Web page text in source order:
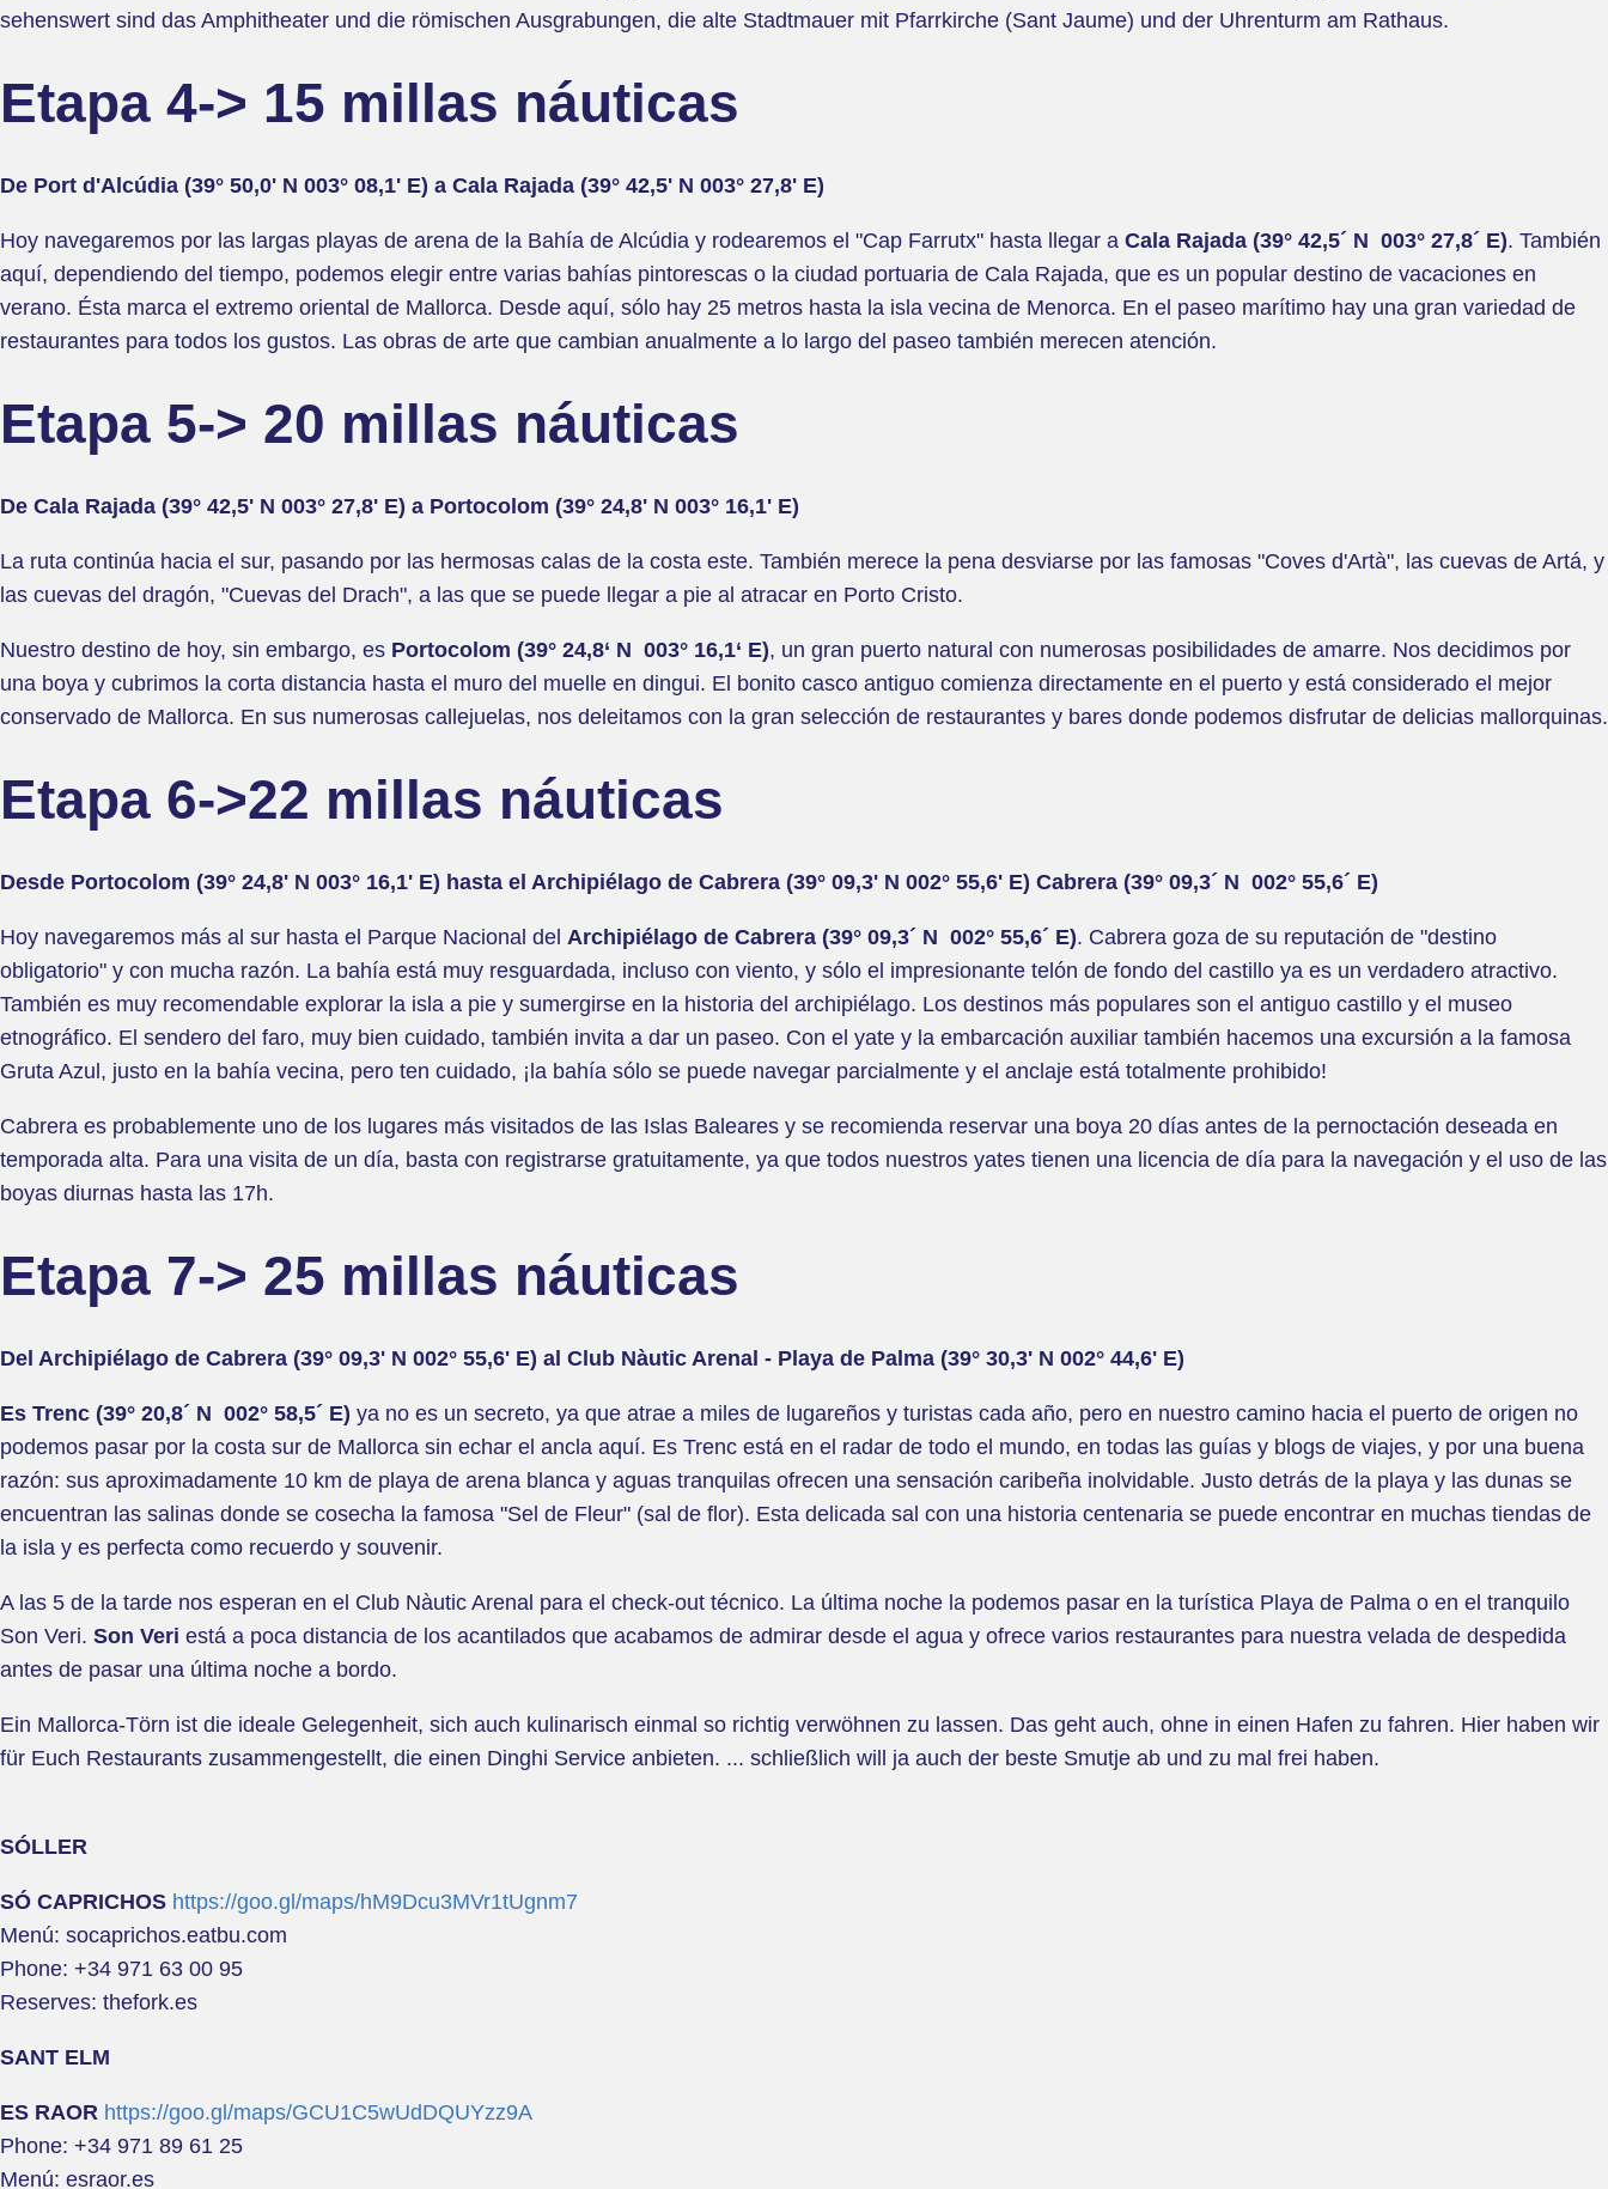
sehenswert sind das Amphitheater und die römischen Ausgrabungen, die alte Stadtmauer mit Pfarrkirche (Sant Jaume) und der Uhrenturm am Rathaus.
Etapa 4-> 15 millas náuticas
De Port d'Alcúdia (39° 50,0' N 003° 08,1' E) a Cala Rajada (39° 42,5' N 003° 27,8' E)
Hoy navegaremos por las largas playas de arena de la Bahía de Alcúdia y rodearemos el "Cap Farrutx" hasta llegar a Cala Rajada (39° 42,5´ N 003° 27,8´ E). También
aquí, dependiendo del tiempo, podemos elegir entre varias bahías pintorescas o la ciudad portuaria de Cala Rajada, que es un popular destino de vacaciones en
verano. Ésta marca el extremo oriental de Mallorca. Desde aquí, sólo hay 25 metros hasta la isla vecina de Menorca. En el paseo marítimo hay una gran variedad de
restaurantes para todos los gustos. Las obras de arte que cambian anualmente a lo largo del paseo también merecen atención.
Etapa 5-> 20 millas náuticas
De Cala Rajada (39° 42,5' N 003° 27,8' E) a Portocolom (39° 24,8' N 003° 16,1' E)
La ruta continúa hacia el sur, pasando por las hermosas calas de la costa este. También merece la pena desviarse por las famosas "Coves d'Artà", las cuevas de Artá, y
las cuevas del dragón, "Cuevas del Drach", a las que se puede llegar a pie al atracar en Porto Cristo.
Nuestro destino de hoy, sin embargo, es Portocolom (39° 24,8‘ N 003° 16,1‘ E), un gran puerto natural con numerosas posibilidades de amarre. Nos decidimos por
una boya y cubrimos la corta distancia hasta el muro del muelle en dingui. El bonito casco antiguo comienza directamente en el puerto y está considerado el mejor
conservado de Mallorca. En sus numerosas callejuelas, nos deleitamos con la gran selección de restaurantes y bares donde podemos disfrutar de delicias mallorquinas.
Etapa 6->22 millas náuticas
Desde Portocolom (39° 24,8' N 003° 16,1' E) hasta el Archipiélago de Cabrera (39° 09,3' N 002° 55,6' E) Cabrera (39° 09,3´ N 002° 55,6´ E)
Hoy navegaremos más al sur hasta el Parque Nacional del Archipiélago de Cabrera (39° 09,3´ N 002° 55,6´ E). Cabrera goza de su reputación de "destino
obligatorio" y con mucha razón. La bahía está muy resguardada, incluso con viento, y sólo el impresionante telón de fondo del castillo ya es un verdadero atractivo.
También es muy recomendable explorar la isla a pie y sumergirse en la historia del archipiélago. Los destinos más populares son el antiguo castillo y el museo
etnográfico. El sendero del faro, muy bien cuidado, también invita a dar un paseo. Con el yate y la embarcación auxiliar también hacemos una excursión a la famosa
Gruta Azul, justo en la bahía vecina, pero ten cuidado, ¡la bahía sólo se puede navegar parcialmente y el anclaje está totalmente prohibido!
Cabrera es probablemente uno de los lugares más visitados de las Islas Baleares y se recomienda reservar una boya 20 días antes de la pernoctación deseada en
temporada alta. Para una visita de un día, basta con registrarse gratuitamente, ya que todos nuestros yates tienen una licencia de día para la navegación y el uso de las
boyas diurnas hasta las 17h.
Etapa 7-> 25 millas náuticas
Del Archipiélago de Cabrera (39° 09,3' N 002° 55,6' E) al Club Nàutic Arenal - Playa de Palma (39° 30,3' N 002° 44,6' E)
Es Trenc (39° 20,8´ N 002° 58,5´ E) ya no es un secreto, ya que atrae a miles de lugareños y turistas cada año, pero en nuestro camino hacia el puerto de origen no
podemos pasar por la costa sur de Mallorca sin echar el ancla aquí. Es Trenc está en el radar de todo el mundo, en todas las guías y blogs de viajes, y por una buena
razón: sus aproximadamente 10 km de playa de arena blanca y aguas tranquilas ofrecen una sensación caribeña inolvidable. Justo detrás de la playa y las dunas se
encuentran las salinas donde se cosecha la famosa "Sel de Fleur" (sal de flor). Esta delicada sal con una historia centenaria se puede encontrar en muchas tiendas de
la isla y es perfecta como recuerdo y souvenir.
A las 5 de la tarde nos esperan en el Club Nàutic Arenal para el check-out técnico. La última noche la podemos pasar en la turística Playa de Palma o en el tranquilo
Son Veri. Son Veri está a poca distancia de los acantilados que acabamos de admirar desde el agua y ofrece varios restaurantes para nuestra velada de despedida
antes de pasar una última noche a bordo.
Ein Mallorca-Törn ist die ideale Gelegenheit, sich auch kulinarisch einmal so richtig verwöhnen zu lassen. Das geht auch, ohne in einen Hafen zu fahren. Hier haben wir
für Euch Restaurants zusammengestellt, die einen Dinghi Service anbieten. ... schließlich will ja auch der beste Smutje ab und zu mal frei haben.
SÓLLER
SÓ CAPRICHOS https://goo.gl/maps/hM9Dcu3MVr1tUgnm7
Menú: socaprichos.eatbu.com
Phone: +34 971 63 00 95
Reserves: thefork.es
SANT ELM
ES RAOR https://goo.gl/maps/GCU1C5wUdDQUYzz9A
Phone: +34 971 89 61 25
Menú: esraor.es